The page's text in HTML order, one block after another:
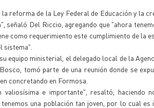
reforma de la Ley Federal de Educación y la
Del Riccio, agregando que "ahora
como requerimiento este cumplimiento de la
sistema".
equipo ministerial, el delegado local de la
tomó parte de una reunión donde se
concretando en Formosa.
e importante", resaltó, haciendo
una población tan joven, por lo cual es